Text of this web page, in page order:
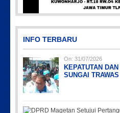
Picsart_23-04-
INFO TERBARU
On: 31/07/2026
KEPATUTAN
SUNGAI